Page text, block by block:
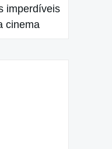
imperdíveis
cinema